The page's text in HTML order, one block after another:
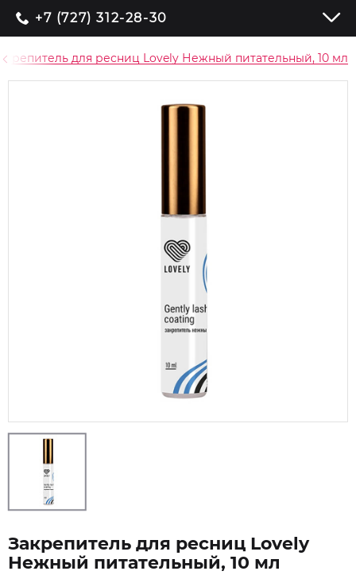
+7 (727) 312-28-30
для ресниц Lovely Нежный питательный, 10 мл
Закрепитель для ресниц Lovely
Нежный питательный, 10 мл